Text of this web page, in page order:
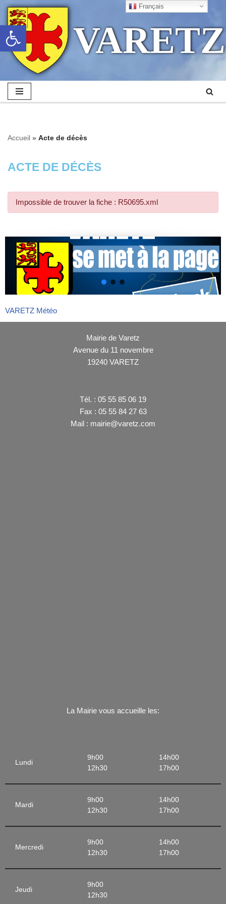
Ouvrir la barre d’outils
Aller
au
contenu
VARETZ
Accueil » Acte de décès
ACTE DE DÉCÈS
Impossible de trouver la fiche : R50695.xml
VARETZ Météo
Mairie de Varetz
Avenue du 11 novembre
19240 VARETZ
Tél. : 05 55 85 06 19
Fax : 05 55 84 27 63
Mail : mairie@varetz.com
La Mairie vous accueille les:
Lundi
9h00
12h30
14h00
17h00
Mardi
9h00
12h30
14h00
17h00
Mercredi
9h00
12h30
14h00
17h00
Jeudi
9h00
12h30
Français